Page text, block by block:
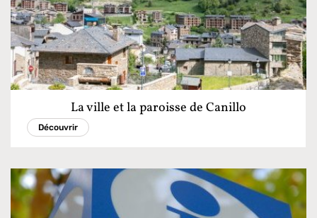
La ville et la paroisse de Canillo
Découvrir